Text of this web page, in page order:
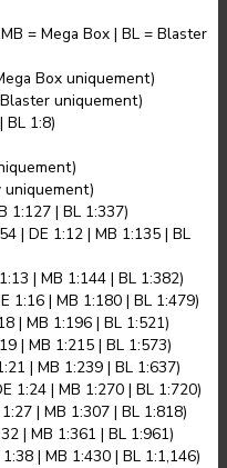
MB = Mega Box | BL = Blaster
Box uniquement)
Blaster uniquement)
| BL 1:8)
)
uniquement)
1:127 | BL 1:337)
| DE 1:12 | MB 1:135 | BL
| MB 1:144 | BL 1:382)
1:16 | MB 1:180 | BL 1:479)
| MB 1:196 | BL 1:521)
| MB 1:215 | BL 1:573)
| MB 1:239 | BL 1:637)
1:24 | MB 1:270 | BL 1:720)
| MB 1:307 | BL 1:818)
| MB 1:361 | BL 1:961)
1:38 | MB 1:430 | BL 1:1,146)